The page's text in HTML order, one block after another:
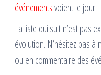
événementsvoient le jour.
La liste qui suit n’est pas
évolution. N’hésitez pas à
ou en commentaire des